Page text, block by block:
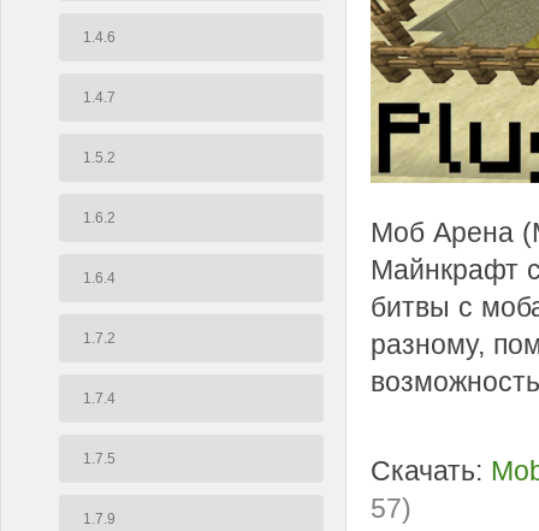
1.4.6
1.4.7
1.5.2
1.6.2
1.6.4
1.7.2
1.7.4
1.7.5
1.7.9
Моб Арена
Майнкрафт
битвы с
разному,
Скачать:
57)